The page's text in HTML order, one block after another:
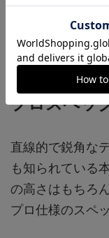
》編集
其の8
SEIKO（セ
プロスペッ
直線的で鋭角な
も知られている
の高さはもちろ
プロ仕様のスペ